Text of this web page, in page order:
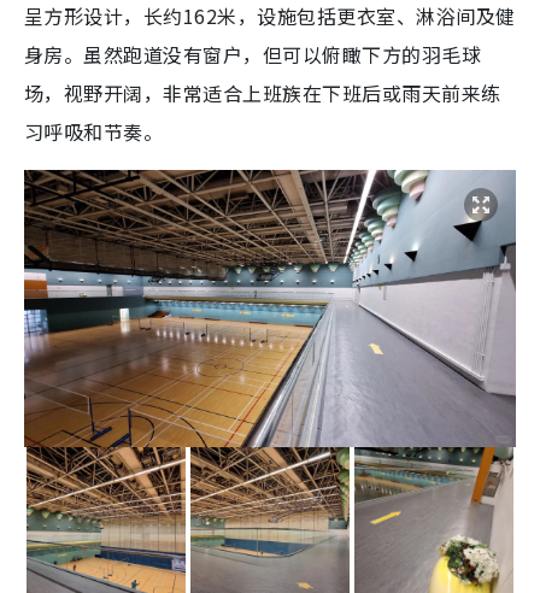
呈方形设计，长约162米，设施包括更衣室、淋浴间及健
身房。虽然跑道没有窗户，但可以俯瞰下方的羽毛球
场，视野开阔，非常适合上班族在下班后或雨天前来练
习呼吸和节奏。